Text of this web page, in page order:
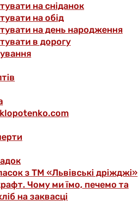
на сніданок
на обід
на день народження
в дорогу
з ТМ «Львівські дріжджі»
Чому ми їмо, печемо та
на заквасці